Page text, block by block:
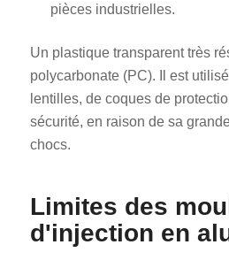
pièces industrielles.
Un plastique transparent très
polycarbonate (PC). Il est
lentilles, de coques de
sécurité, en raison de sa
chocs.
Limites des
d'injection en